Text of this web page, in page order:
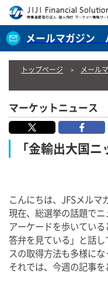
メールマガジン
トップページ メール
マーケットニュース
「金輸出大国
こんにちは、JFSメルマ
現在、総選挙の話題で
アーケードを歩いてい
答弁を見ている」と話
スの取得方法も多様にな
それでは、今週の記事を